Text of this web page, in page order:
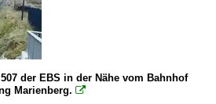
der EBS in der Nähe vom Bahnhof
Marienberg. 